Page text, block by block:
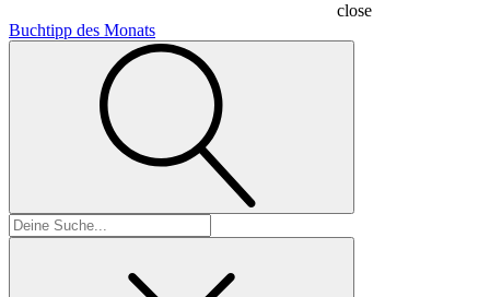
close
Buchtipp des Monats
Suchen
nach: